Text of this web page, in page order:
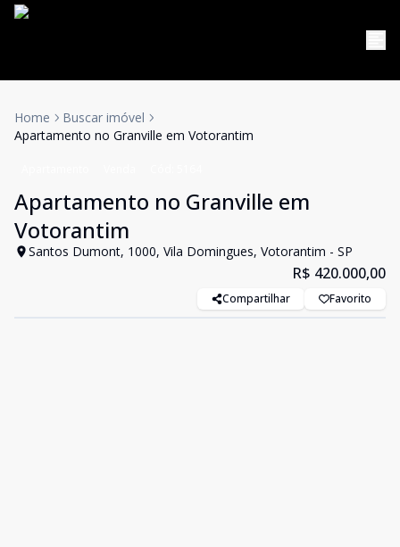
Home
Buscar imóvel
Apartamento no Granville em Votorantim
Apartamento no Granville em
Votorantim
Santos Dumont, 1000, Vila Domingues, Votorantim - SP
R$ 420.000,00
Compartilhar Favorito